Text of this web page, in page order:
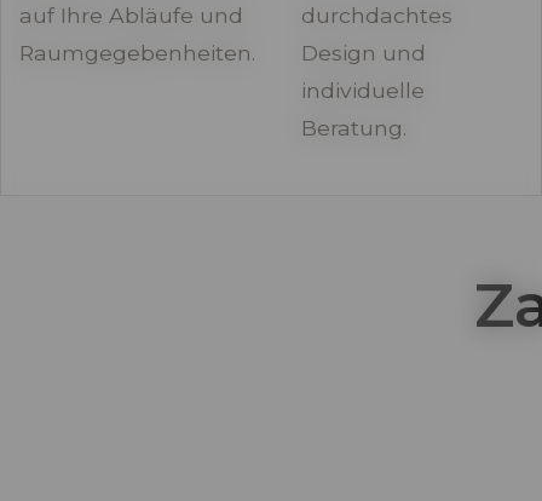
auf Ihre Abläufe und
Raumgegebenheiten.
durchdachtes
Design und
individuelle
Beratung.